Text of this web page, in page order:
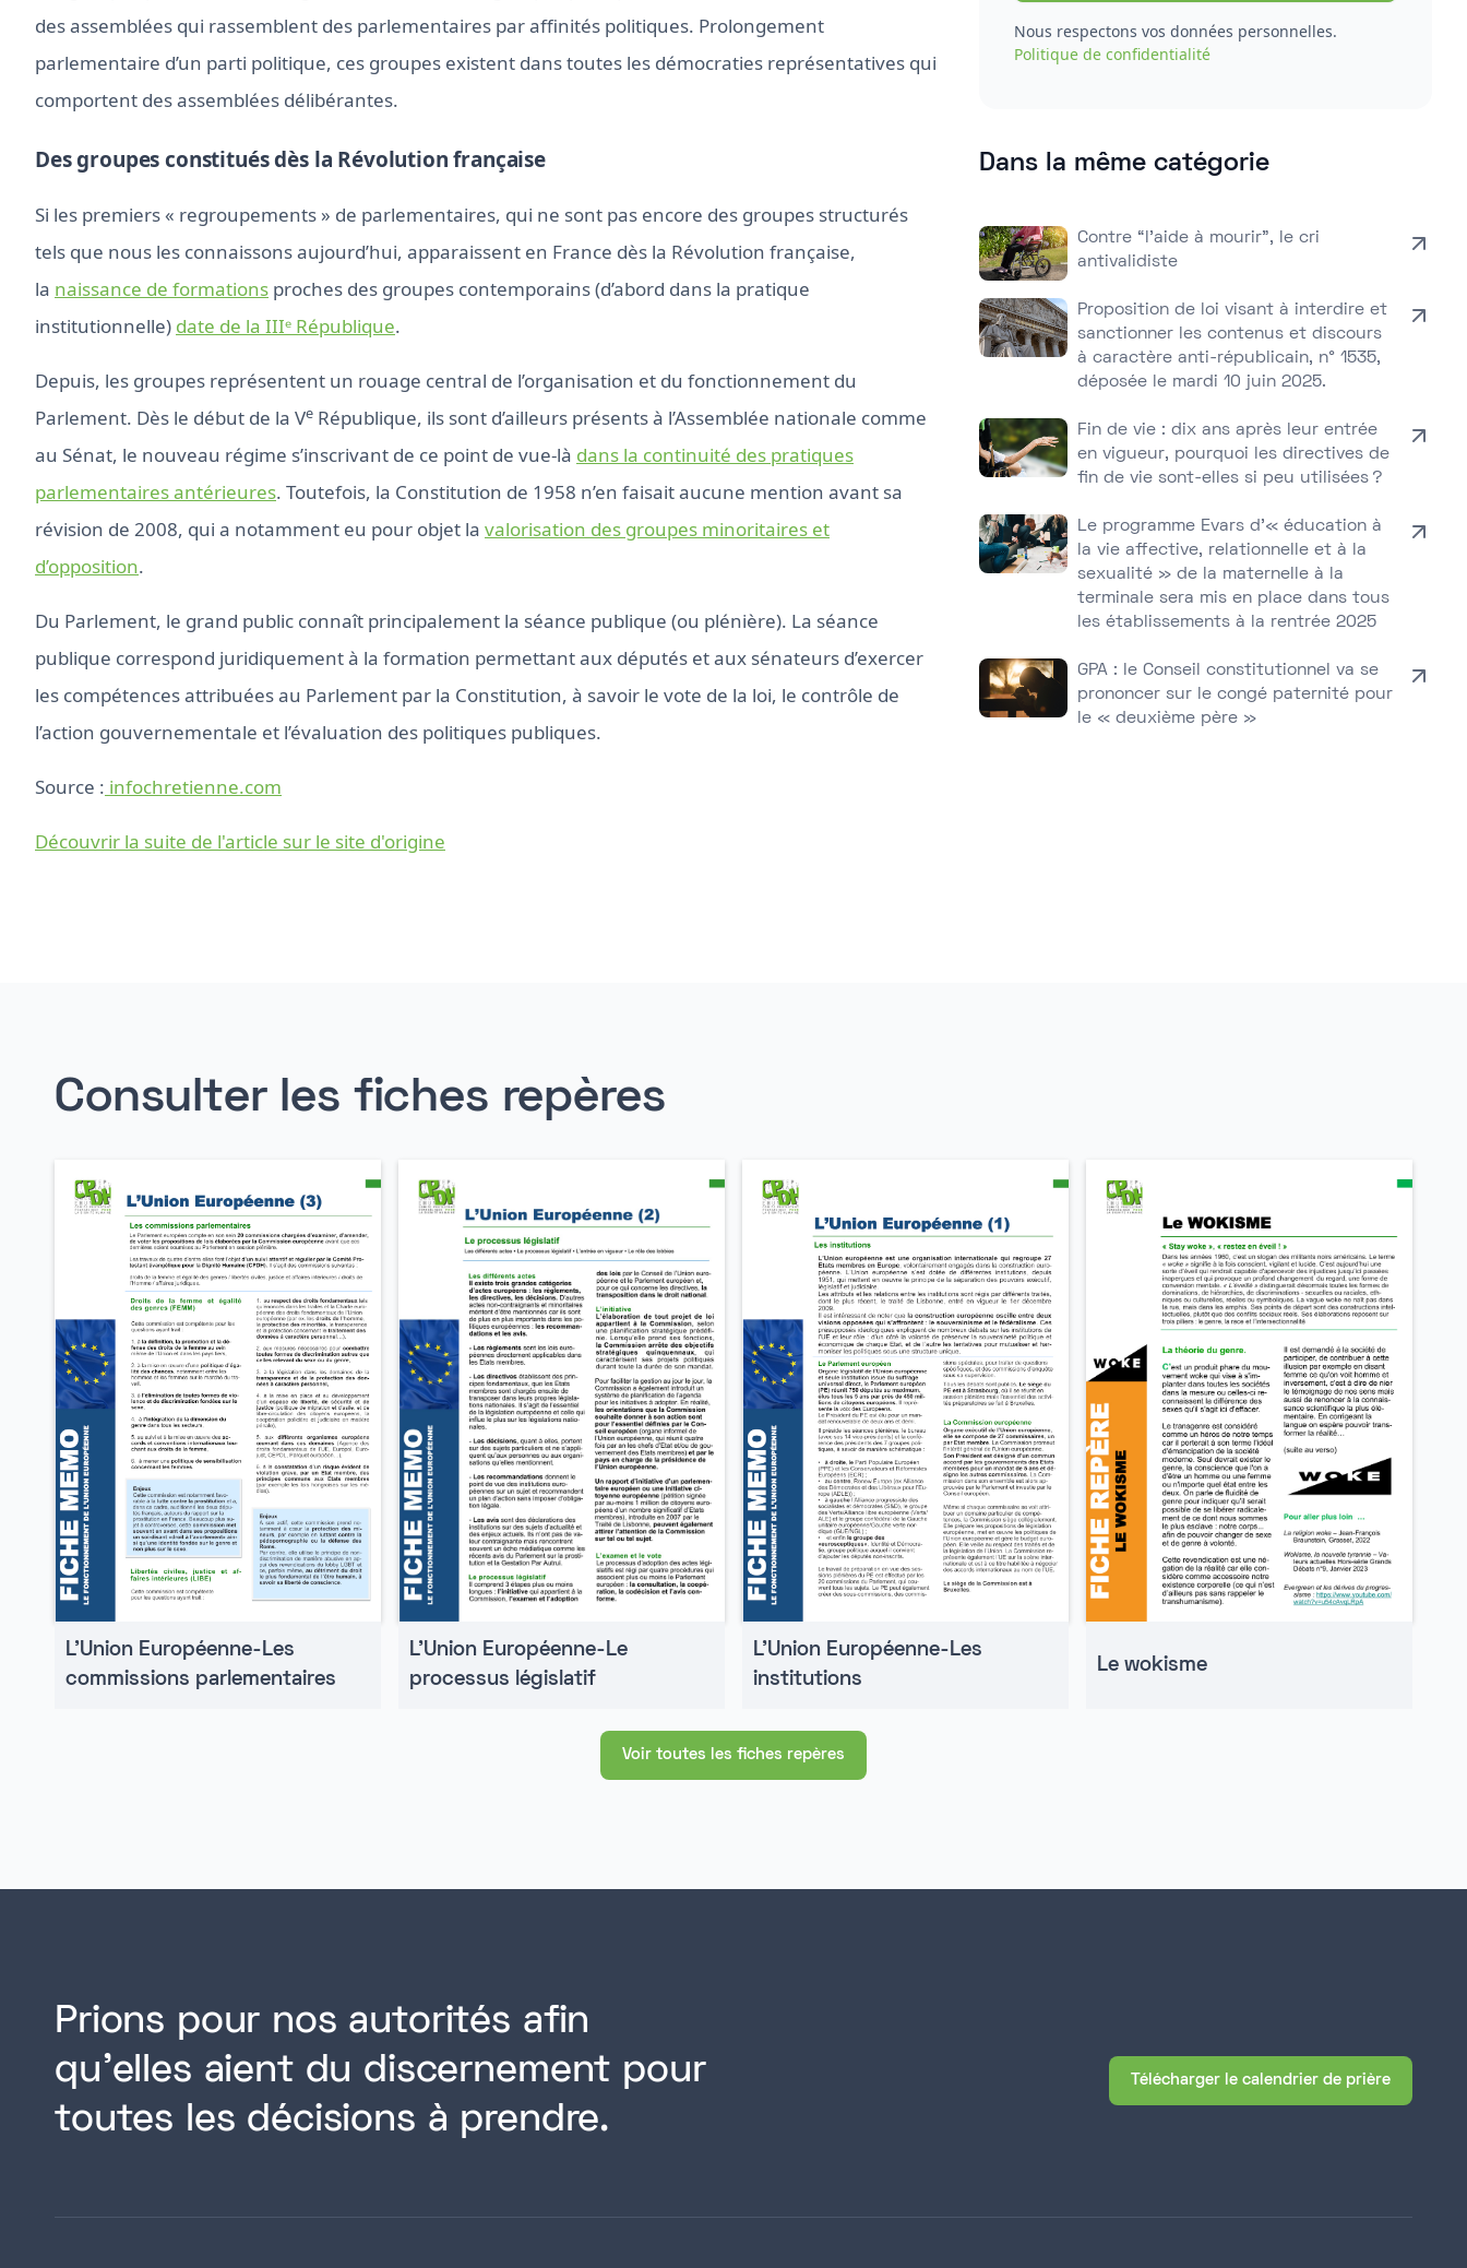
des assemblées qui rassemblent des parlementaires par affinités politiques. Prolongement
parlementaire d’un parti politique, ces groupes existent dans toutes les démocraties représentatives qui
comportent des assemblées délibérantes.
Des groupes constitués dès la Révolution française
Si les premiers « regroupements » de parlementaires, qui ne sont pas encore des groupes structurés
tels que nous les connaissons aujourd’hui, apparaissent en France dès la Révolution française,
la naissance de formations proches des groupes contemporains (d’abord dans la pratique
institutionnelle) date de la IIIᵉ République.
Depuis, les groupes représentent un rouage central de l’organisation et du fonctionnement du
Parlement. Dès le début de la Ve République, ils sont d’ailleurs présents à l’Assemblée nationale comme
au Sénat, le nouveau régime s’inscrivant de ce point de vue-là dans la continuité des pratiques
parlementaires antérieures. Toutefois, la Constitution de 1958 n’en faisait aucune mention avant sa
révision de 2008, qui a notamment eu pour objet la valorisation des groupes minoritaires et
d’opposition.
Du Parlement, le grand public connaît principalement la séance publique (ou plénière). La séance
publique correspond juridiquement à la formation permettant aux députés et aux sénateurs d’exercer
les compétences attribuées au Parlement par la Constitution, à savoir le vote de la loi, le contrôle de
l’action gouvernementale et l’évaluation des politiques publiques.
Source : infochretienne.com
Découvrir la suite de l'article sur le site d'origine
Nous respectons vos données personnelles.
Politique de confidentialité
Dans la même catégorie
Contre “l’aide à mourir”, le cri
antivalidiste
Proposition de loi visant à interdire et
sanctionner les contenus et discours
à caractère anti-républicain, n° 1535,
déposée le mardi 10 juin 2025.
Fin de vie : dix ans après leur entrée
en vigueur, pourquoi les directives de
fin de vie sont-elles si peu utilisées ?
Le programme Evars d’« éducation à
la vie affective, relationnelle et à la
sexualité » de la maternelle à la
terminale sera mis en place dans tous
les établissements à la rentrée 2025
GPA : le Conseil constitutionnel va se
prononcer sur le congé paternité pour
le « deuxième père »
Consulter les fiches repères
L'Union Européenne-Les
commissions parlementaires
L'Union Européenne-Le
processus législatif
L'Union Européenne-Les
institutions
Le wokisme
Voir toutes les fiches repères
Prions pour nos autorités afin
qu'elles aient du discernement pour
toutes les décisions à prendre.
Télécharger le calendrier de prière